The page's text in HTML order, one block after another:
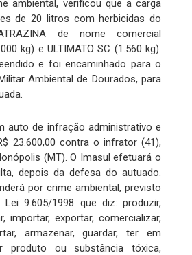
ambiental, verificou que a carga
de 20 litros com herbicidas do
de nome comercial
kg) e ULTIMATO SC (1.560 kg).
e foi encaminhado para o
Ambiental de Dourados, para
auto de infração administrativo e
23.600,00 contra o infrator (41),
(MT). O Imasul efetuará o
depois da defesa do autuado.
por crime ambiental, previsto
9.605/1998 que diz: produzir,
importar, exportar, comercializar,
armazenar, guardar, ter em
produto ou substância tóxica,